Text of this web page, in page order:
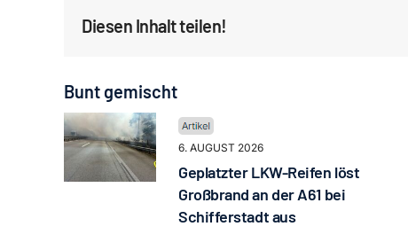
Diesen Inhalt teilen!
Bunt gemischt
6. AUGUST 2026
Geplatzter LKW-Reifen löst
Großbrand an der A61 bei
Schifferstadt aus